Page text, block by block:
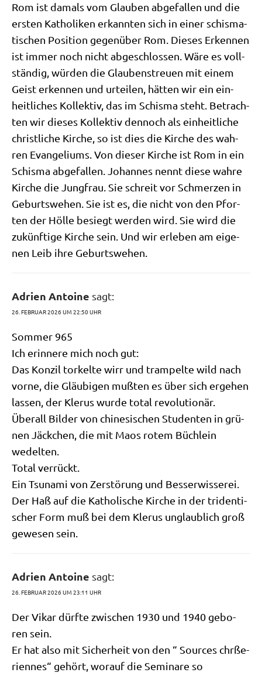
Rom ist damals vom Glau­ben abge­fal­len und die
ersten Katho­li­ken erkann­ten sich in einer schis­ma­
ti­schen Posi­ti­on gegen­über Rom. Die­ses Erken­nen
ist immer noch nicht abge­schlos­sen. Wäre es voll­
stän­dig, wür­den die Glau­bens­treu­en mit einem
Geist erken­nen und urtei­len, hät­ten wir ein ein­
heit­li­ches Kol­lek­tiv, das im Schis­ma steht. Betrach­
ten wir die­ses Kol­lek­tiv den­noch als ein­heit­li­che
christ­li­che Kir­che, so ist dies die Kir­che des wah­
ren Evan­ge­li­ums. Von die­ser Kir­che ist Rom in ein
Schis­ma abge­fal­len. Johan­nes nennt die­se wah­re
Kir­che die Jung­frau. Sie schreit vor Schmer­zen in
Geburts­we­hen. Sie ist es, die nicht von den Pfor­
ten der Höl­le besiegt wer­den wird. Sie wird die
zukünf­ti­ge Kir­che sein. Und wir erle­ben am eige­
nen Leib ihre Geburtswehen.
Adrien Antoine sagt:
26. FEBRUAR 2026 UM 22:50 UHR
Som­mer 965
Ich erin­ne­re mich noch gut:
Das Kon­zil tor­kel­te wirr und tram­pel­te wild nach
vor­ne, die Gläu­bi­gen muß­ten es über sich erge­hen
las­sen, der Kle­rus wur­de total revolutionär.
Über­all Bil­der von chi­ne­si­schen Stu­den­ten in grü­
nen Jäck­chen, die mit Maos rotem Büch­lein
wedelten.
Total verrückt.
Ein Tsu­na­mi von Zer­stö­rung und Besserwisserei.
Der Haß auf die Katho­li­sche Kir­che in der triden­ti­
scher Form muß bei dem Kle­rus unglaub­lich groß
gewe­sen sein.
Adrien Antoine sagt:
26. FEBRUAR 2026 UM 23:11 UHR
Der Vikar dürf­te zwi­schen 1930 und 1940 gebo­
ren sein.
Er hat also mit Sicher­heit von den “ Sources chrße­
ri­en­nes“ gehört, wor­auf die Semi­na­re so